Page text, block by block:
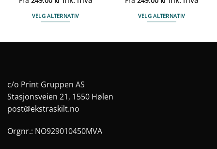
VELG ALTERNATIV
kan
velges
på
VELG ALTERNATIV
c/o Print Gruppen AS
Stasjonsveien 21, 1550 Hølen
post@ekstraskilt.no
Orgnr.: NO929010450MVA